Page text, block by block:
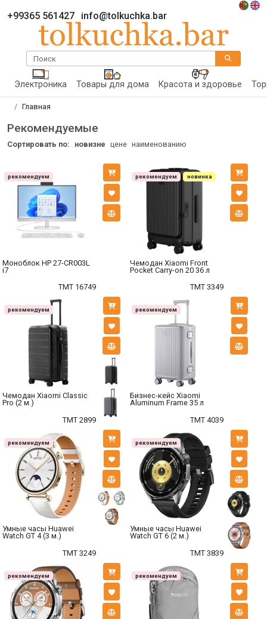
+99365 561427 info@tolkuchka.bar
Поиск
Электроника Товары для дома Красота и здоровье
Главная
Рекомендуемые
Сортировать по: новизне цене наименованию
рекомендуем
Моноблок HP 27-CR003L
i7
TMT 16749
рекомендуем новинка
Чемодан Xiaomi Front
Pocket Carry-on 20 36 л
TMT 3349
рекомендуем
Чемодан Xiaomi Classic
Pro (2 м.)
TMT 2899
рекомендуем
Бизнес-кейс Xiaomi
Aluminum Frame 35 л
TMT 4039
рекомендуем
Умные часы Huawei
Watch GT 4 (3 м.)
TMT 3249
рекомендуем
Умные часы Huawei
Watch GT 6 (2 м.)
TMT 3839
рекомендуем рекомендуем